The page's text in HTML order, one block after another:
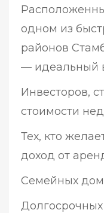
одном из
районов
— идеальный
Инвесторов,
стоимости
Тех, кто
доход от
Семейных